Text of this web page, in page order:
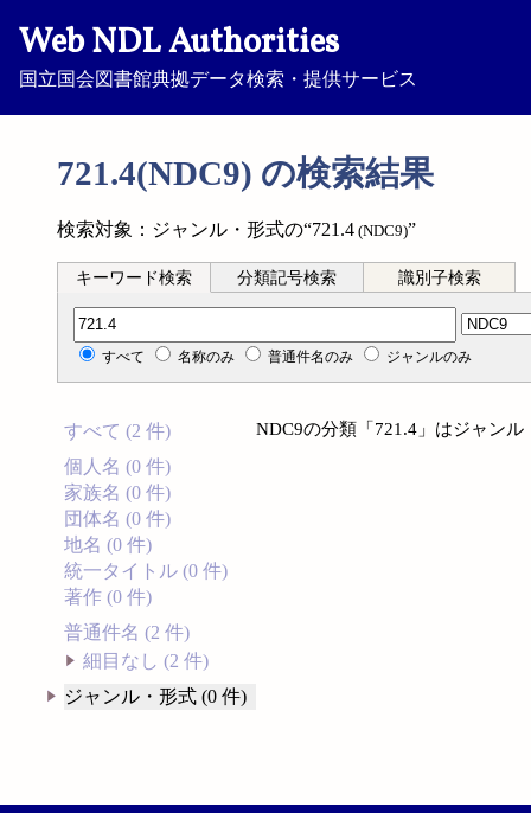
Web NDL Authorities
国立国会図書館典拠データ検索・提供サービス
721.4(NDC9) の検索結果
検索対象：ジャンル・形式の“721.4 (NDC9)”
キーワード検索 分類記号検索 識別子検索
分類記号検索
すべて 名称のみ 普通件名のみ ジャンルのみ
すべて (2 件)
個人名 (0 件)
家族名 (0 件)
団体名 (0 件)
地名 (0 件)
統一タイトル (0 件)
著作 (0 件)
普通件名 (2 件)
細目なし (2 件)
ジャンル・形式 (0 件)
NDC9の分類「721.4」はジャン